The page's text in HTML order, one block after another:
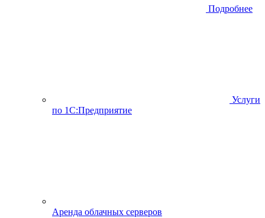
Подробнее
Услуги
по 1С:Предприятие
Аренда облачных серверов